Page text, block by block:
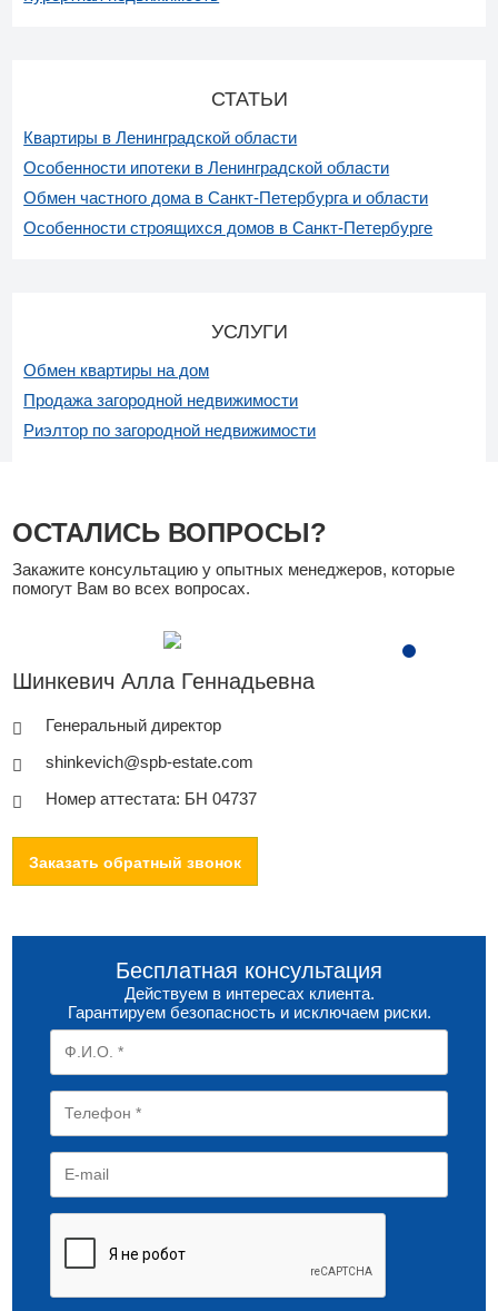
СТАТЬИ
Квартиры в Ленинградской области
Особенности ипотеки в Ленинградской области
Обмен частного дома в Санкт-Петербурга и области
Особенности строящихся домов в Санкт-Петербурге
УСЛУГИ
Обмен квартиры на дом
Продажа загородной недвижимости
Риэлтор по загородной недвижимости
ОСТАЛИСЬ ВОПРОСЫ?
Закажите консультацию у опытных менеджеров, которые
помогут Вам во всех вопросах.
Шинкевич Алла Геннадьевна
Генеральный директор
shinkevich@spb-estate.com
Номер аттестата: БН 04737
Заказать обратный звонок
Бесплатная консультация
Действуем в интересах клиента.
Гарантируем безопасность и исключаем риски.